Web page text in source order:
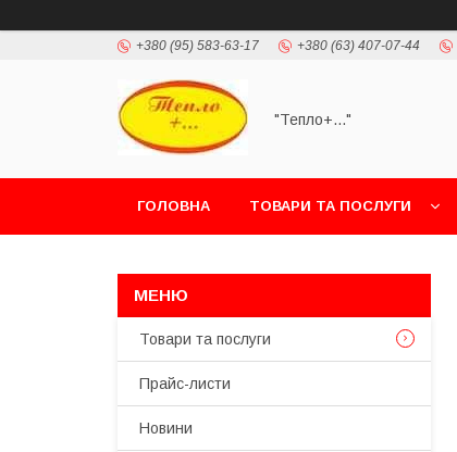
+380 (95) 583-63-17 +380 (63) 407-07-44
"Тепло+..."
ГОЛОВНА ТОВАРИ ТА ПОСЛУГИ
Товари та послуги
Прайс-листи
Новини